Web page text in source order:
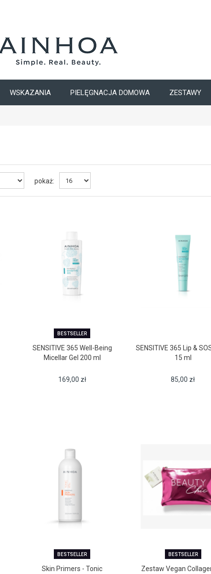
WSKAZANIA PIELĘGNACJA DOMOWA ZESTAWY
pokaż:
BESTSELLER
SENSITIVE 365 Well-Being
Micellar Gel 200 ml
169,00 zł
SENSITIVE 365 Lip &
15 ml
85,00 zł
BESTSELLER
Skin Primers - Tonic
BESTSELLER
Zestaw Vegan